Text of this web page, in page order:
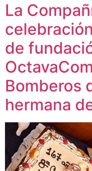
La
de
Bomberos
hermana